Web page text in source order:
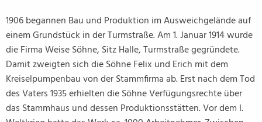
1906 begannen Bau und Produktion im Ausweichgelände auf
einem Grundstück in der Turmstraße. Am 1. Januar 1914 wurde
die Firma Weise Söhne, Sitz Halle, Turmstraße gegründete.
Damit zweigten sich die Söhne Felix und Erich mit dem
Kreiselpumpenbau von der Stammfirma ab. Erst nach dem Tod
des Vaters 1935 erhielten die Söhne Verfügungsrechte über
das Stammhaus und dessen Produktionsstätten. Vor dem I.